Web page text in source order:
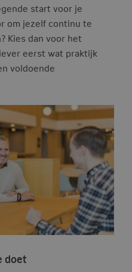
start voor je
om jezelf continu te
Kies dan voor het
eerst wat praktijk
voldoende
doet